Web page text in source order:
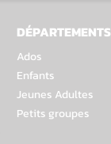
DÉPARTEMENTS
Ados
Enfants
Jeunes Adultes
Petits groupes